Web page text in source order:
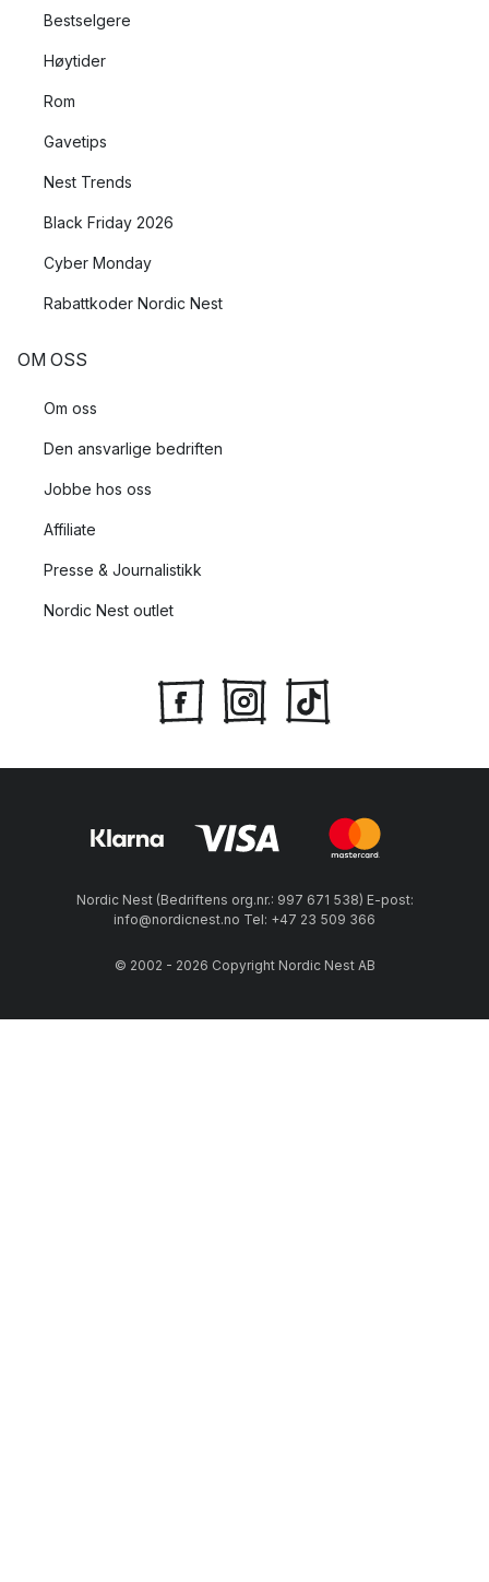
Bestselgere
Høytider
Rom
Gavetips
Nest Trends
Black Friday 2026
Cyber Monday
Rabattkoder Nordic Nest
OM OSS
Om oss
Den ansvarlige bedriften
Jobbe hos oss
Affiliate
Presse & Journalistikk
Nordic Nest outlet
Nordic Nest (Bedriftens org.nr.: 997 671 538) E-post:
info@nordicnest.no Tel: +47 23 509 366
© 2002 - 2026 Copyright Nordic Nest AB